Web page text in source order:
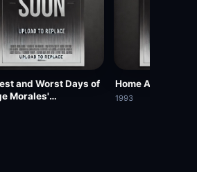
and Worst Days of
Morales'
Long Life
Home Away from
1993